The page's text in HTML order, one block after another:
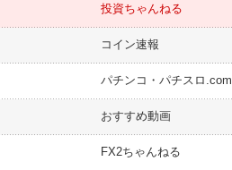
投資ちゃんねる
コイン速報
パチンコ・パチスロ.com
おすすめ動画
FX2ちゃんねる